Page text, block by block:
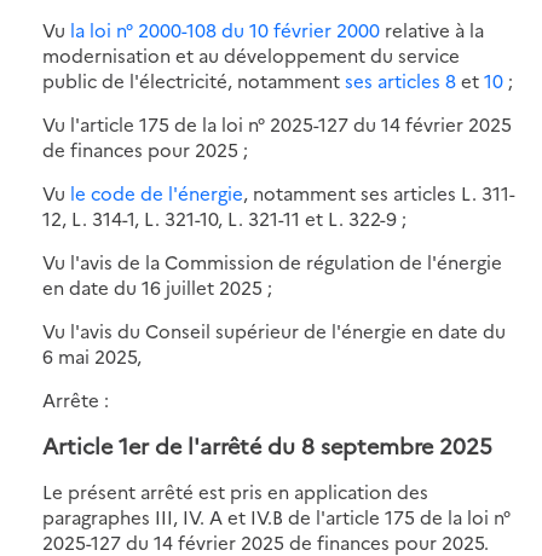
Vu la loi n° 2000-108 du 10 février 2000 relative à la
modernisation et au développement du service
public de l'électricité, notammentses articles 8et10 ;
Vu l'article 175 de la loi n° 2025-127 du 14 février 2025
de finances pour 2025 ;
Vu le code de l'énergie, notamment ses articles L. 311-
12, L. 314-1, L. 321-10, L. 321-11 et L. 322-9 ;
Vu l'avis de la Commission de régulation de l'énergie
en date du 16 juillet 2025 ;
Vu l'avis du Conseil supérieur de l'énergie en date du
6 mai 2025,
Arrête :
Article 1er de l'arrêté du 8 septembre 2025
Le présent arrêté est pris en application des
paragraphes III, IV. A et IV.B de l'article 175 de la loi n°
2025-127 du 14 février 2025 de finances pour 2025.